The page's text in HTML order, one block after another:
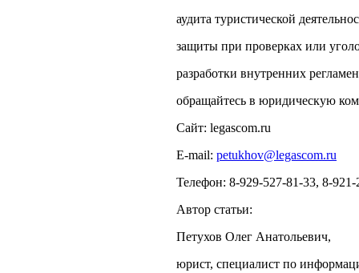
аудита туристической
защиты при проверках или
разработки внутренних
обращайтесь в юридическую
Сайт: legascom.ru
E‑mail: petukhov@legascom.ru
Телефон: 8-929-527-81-33, 8-921-
Автор статьи:
Петухов Олег Анатольевич,
юрист, специалист по